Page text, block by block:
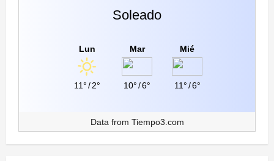
Soleado
Lun
11°/ 2°
Mar
10°/6°
Mié
11°/6°
Data from Tiempo3.com